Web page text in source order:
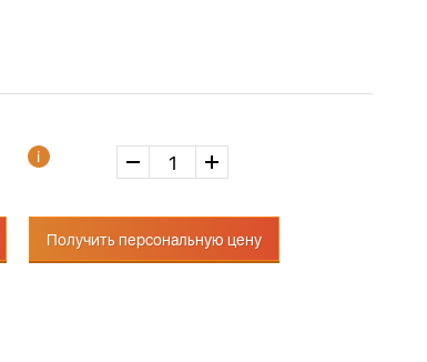
Получить персональную цену